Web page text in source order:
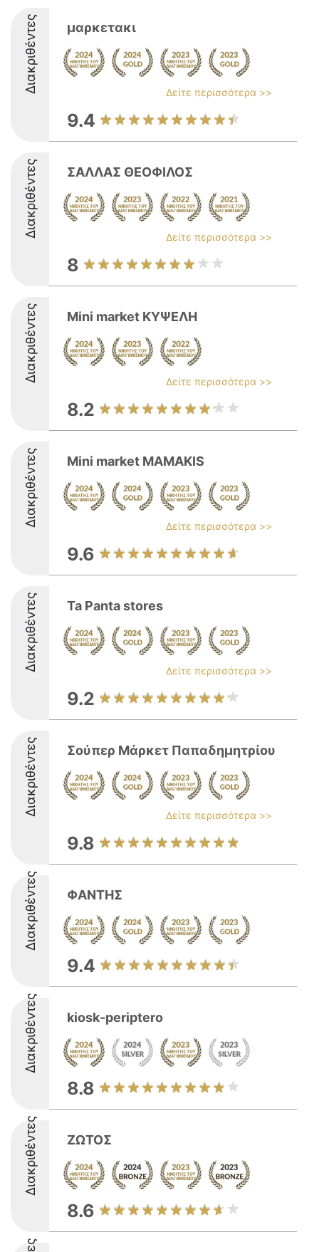
Διακριθέντες μαρκετακι
Δείτε περισσότερα >>
9.4
Διακριθέντες ΣΑΛΛΑΣ ΘΕΟΦΙΛΟΣ
Δείτε περισσότερα >>
8
Διακριθέντες Mini market ΚΥΨΕΛΗ
Δείτε περισσότερα >>
8.2
Διακριθέντες Mini market MAMAKIS
Δείτε περισσότερα >>
9.6
Διακριθέντες Ta Panta stores
Δείτε περισσότερα >>
9.2
Διακριθέντες Σούπερ Μάρκετ Παπαδημητρίου
Δείτε περισσότερα >>
9.8
Διακριθέντες ΦΑΝΤΗΣ
9.4
Διακριθέντες kiosk-periptero
8.8
Διακριθέντες ΖΩΤΟΣ
8.6